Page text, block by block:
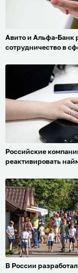
Авито и Альфа-Банк
сотрудничество в
Российские
реактивировать
В России